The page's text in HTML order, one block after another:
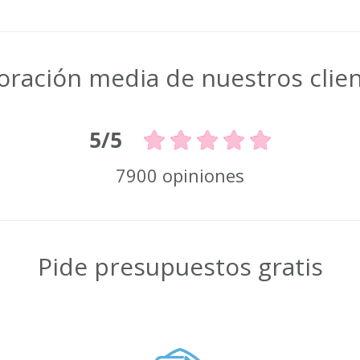
media de nuestros
5/5
7900 opiniones
Pide presupuestos gratis